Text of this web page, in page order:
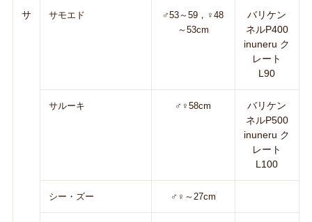
サ サモエド
♂53～59，♀48
～53cm
バリケン
ネルP400
inuneru ク
レート
L90
サルーキ ♂♀58cm
バリケン
ネルP500
inuneru ク
レート
L100
シー・ズー ♂♀～27cm